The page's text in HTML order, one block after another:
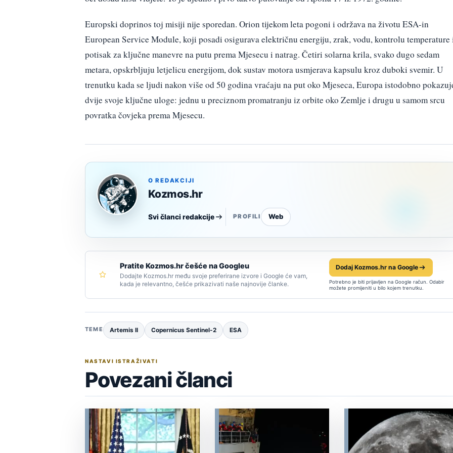
Europski doprinos toj misiji nije sporedan. Orion tijekom leta pogoni i održava na životu ESA-in
European Service Module, koji posadi osigurava električnu energiju, zrak, vodu, kontrolu temperature
potisak za ključne manevre na putu prema Mjesecu i natrag. Četiri solarna krila, svako dugo sedam
metara, opskrbljuju letjelicu energijom, dok sustav motora usmjerava kapsulu kroz duboki svemir. U
trenutku kada se ljudi nakon više od 50 godina vraćaju na put oko Mjeseca, Europa istodobno
dvije svoje ključne uloge: jednu u preciznom promatranju iz orbite oko Zemlje i drugu u samom srcu
povratka čovjeka prema Mjesecu.
O REDAKCIJI
Kozmos.hr
Svi članci redakcije PROFILI Web
Pratite Kozmos.hr češće na Googleu
Dodajte Kozmos.hr među svoje preferirane izvore i Google će vam,
kada je relevantno, češće prikazivati naše najnovije članke.
Dodaj Kozmos.hr na Google
Potrebno je biti prijavljen na Google račun. Odabir
možete promijeniti u bilo kojem trenutku.
TEME Artemis II Copernicus Sentinel-2 ESA
NASTAVI ISTRAŽIVATI
Povezani članci